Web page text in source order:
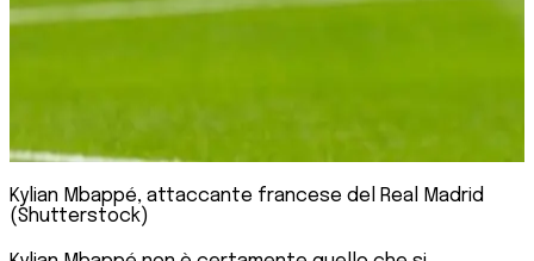
Kylian Mbappé, attaccante francese del Real Madrid
(Shutterstock)